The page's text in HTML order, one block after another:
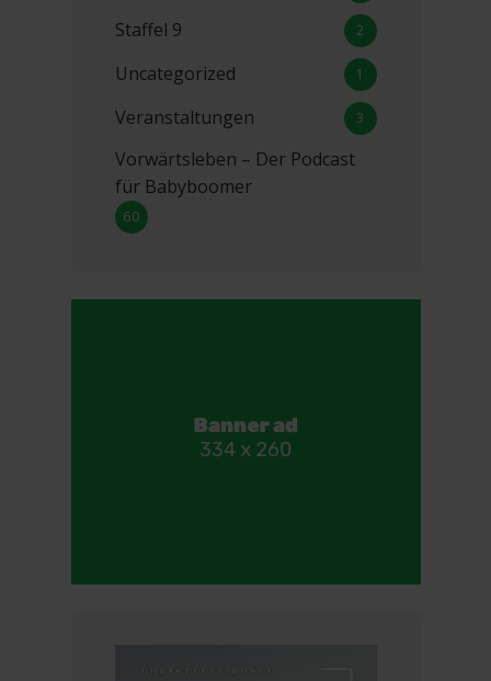
Staffel 9 2
Uncategorized 1
Veranstaltungen 3
Vorwärtsleben – Der Podcast
für Babyboomer
60